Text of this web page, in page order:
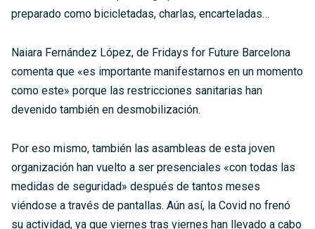
preparado como bicicletadas, charlas, encarteladas…
Naiara Fernández López, de Fridays for Future Barcelona
comenta que «es importante manifestarnos en un momento
como este» porque las restricciones sanitarias han
devenido también en desmobilización.
Por eso mismo, también las asambleas de esta joven
organización han vuelto a ser presenciales «con todas las
medidas de seguridad» después de tantos meses
viéndose a través de pantallas. Aún así, la Covid no frenó
su actividad, ya que viernes tras viernes han llevado a cabo